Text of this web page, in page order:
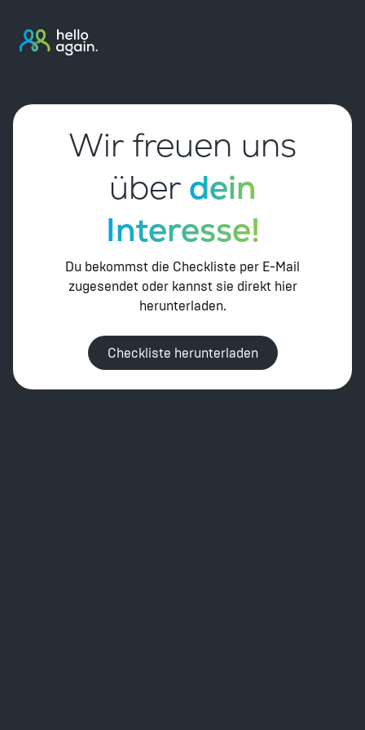
Wir freuen uns
über dein
Interesse!
Du bekommst die Checkliste per E-Mail
zugesendet oder kannst sie direkt hier
herunterladen.
Checkliste herunterladen